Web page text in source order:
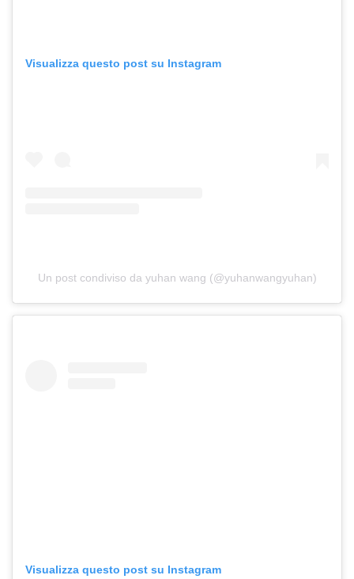
Visualizza questo post su Instagram
Un post condiviso da yuhan wang (@yuhanwangyuhan)
Visualizza questo post su Instagram